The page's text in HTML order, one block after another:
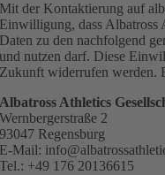
Mit der Kontaktierung auf
Einwilligung, dass Albatross
Daten zu den nachfolgend
und nutzen darf. Diese
Zukunft widerrufen werden.
Albatross Athletics
Wernbergerstraße 2
93047 Regensburg
E-Mail:
Tel.: +49 176 20136615